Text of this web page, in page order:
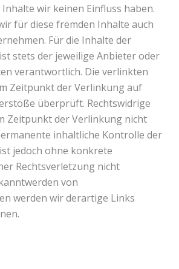
wir keinen Einfluss haben.
für diese fremden Inhalte auch
Für die Inhalte der
stets der jeweilige Anbieter oder
verantwortlich. Die verlinkten
Zeitpunkt der Verlinkung auf
überprüft. Rechtswidrige
Zeitpunkt der Verlinkung nicht
inhaltliche Kontrolle der
jedoch ohne konkrete
Rechtsverletzung nicht
von
werden wir derartige Links